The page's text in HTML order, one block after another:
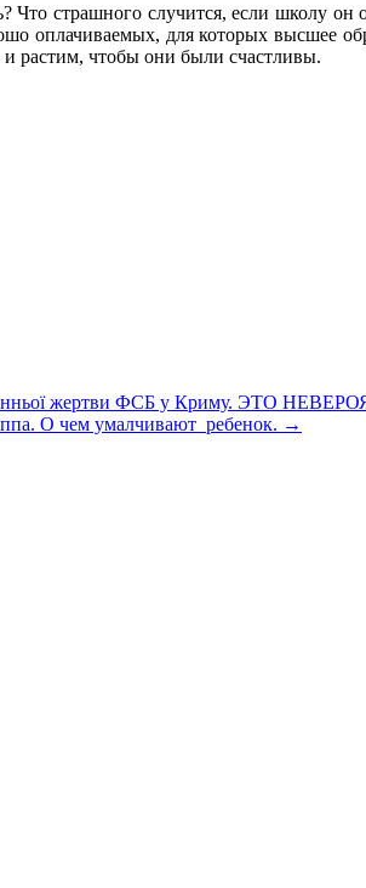
Что страшного случится, если школу
для которых высшее
растим, чтобы они были счастливы.
жертви ФСБ у Криму. ЭТО
О чем умалчивают ребенок. →